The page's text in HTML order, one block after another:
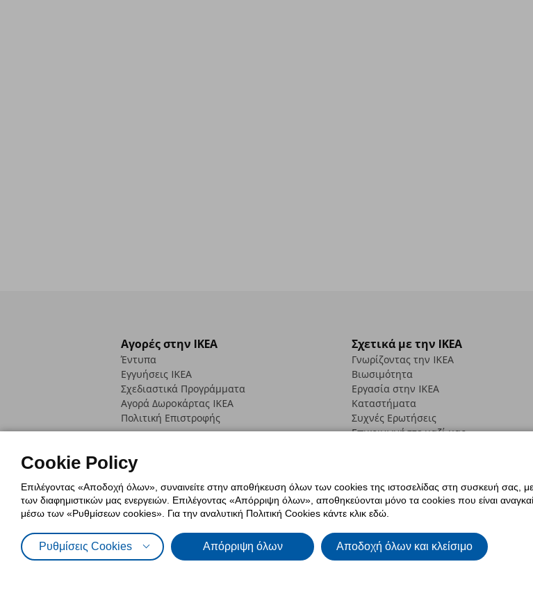
Αγορές στην IKEA
Έντυπα
Εγγυήσεις IKEA
Σχεδιαστικά Προγράμματα
Αγορά Δωρoκάρτας IKEA
Πολιτική Επιστροφής
Σχετικά με την IKEA
Γνωρίζοντας την IKEA
Βιωσιμότητα
Εργασία στην IKEA
Καταστήματα
Συχνές Ερωτήσεις
Επικοινωνήστε μαζί μας
Πολιτική Cookies Δήλωση ψηφιακής προσβασιμότητας
Cookie Policy
Επιλέγοντας «Αποδοχή όλων», συναινείτε στην αποθήκευση όλων των cookies της ιστοσελίδας στη συσκευή σας,
των διαφημιστικών μας ενεργειών. Επιλέγοντας «Απόρριψη όλων», αποθηκεύονται μόνο τα cookies που είναι αναγκαία
μέσω των «Ρυθμίσεων cookies». Για την αναλυτική Πολιτική Cookies κάντε κλικ εδώ.
Ρυθμίσεις Cookies Απόρριψη όλων Αποδοχή όλων και κλείσιμο